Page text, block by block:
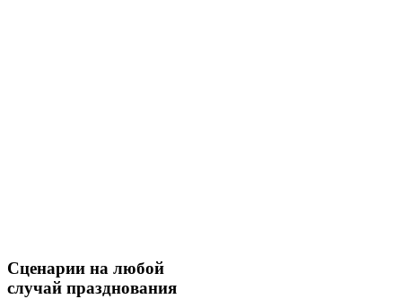
Сценарии на любой
случай празднования